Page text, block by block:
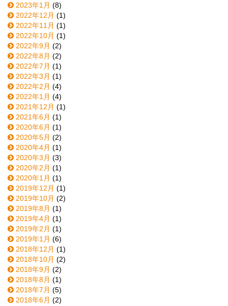
2023年1月 (8)
2022年12月 (1)
2022年11月 (1)
2022年10月 (1)
2022年9月 (2)
2022年8月 (2)
2022年7月 (1)
2022年3月 (1)
2022年2月 (4)
2022年1月 (4)
2021年12月 (1)
2021年6月 (1)
2020年6月 (1)
2020年5月 (2)
2020年4月 (1)
2020年3月 (3)
2020年2月 (1)
2020年1月 (1)
2019年12月 (1)
2019年10月 (2)
2019年8月 (1)
2019年4月 (1)
2019年2月 (1)
2019年1月 (6)
2018年12月 (1)
2018年10月 (2)
2018年9月 (2)
2018年8月 (1)
2018年7月 (5)
2018年6月 (2)